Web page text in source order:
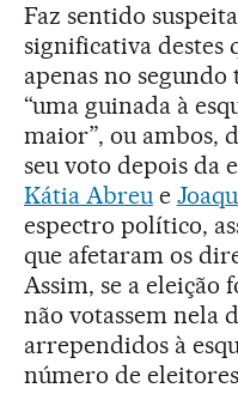
Faz sentido
significativa destes
apenas no
“uma guinada à
maior”, ou ambos,
seu voto depois da
Kátia Abreue
espectro político,
que afetaram os
Assim, se a eleição
não votassem nela
arrependidos à
número de